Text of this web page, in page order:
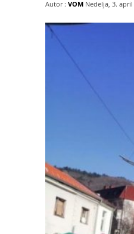
Autor : VOM Nedelja, 3. april